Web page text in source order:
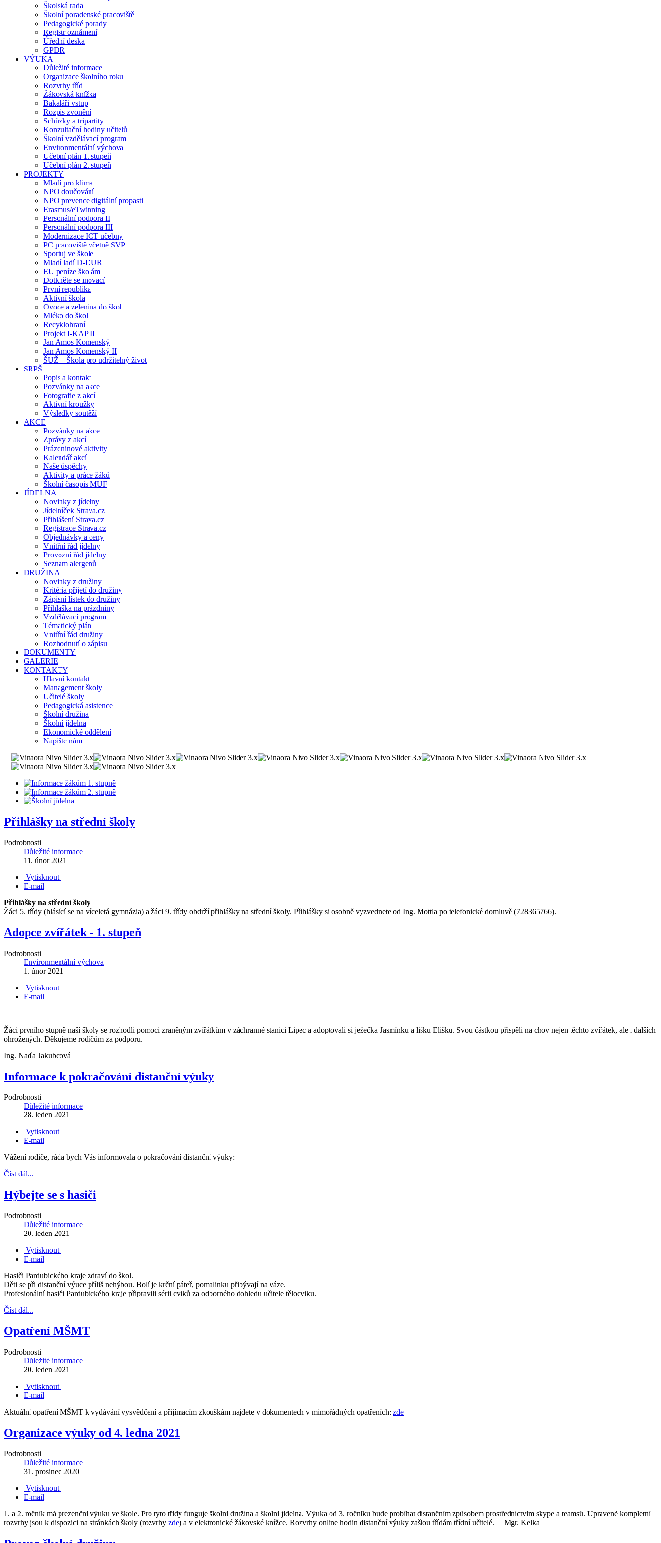
Školská rada
Školní poradenské pracoviště
Pedagogické porady
Registr oznámení
Úřední deska
GPDR
VÝUKA
Důležité informace
Organizace školního roku
Rozvrhy tříd
Žákovská knížka
Bakaláři vstup
Rozpis zvonění
Schůzky a tripartity
Konzultační hodiny učitelů
Školní vzdělávací program
Environmentální výchova
Učební plán 1. stupeň
Učební plán 2. stupeň
PROJEKTY
Mladí pro klima
NPO doučování
NPO prevence digitální propasti
Erasmus/eTwinning
Personální podpora II
Personální podpora III
Modernizace ICT učebny
PC pracoviště včetně SVP
Sportuj ve škole
Mladí ladí D-DUR
EU peníze školám
Dotkněte se inovací
První republika
Aktivní škola
Ovoce a zelenina do škol
Mléko do škol
Recyklohraní
Projekt I-KAP II
Jan Amos Komenský
Jan Amos Komenský II
ŠUŽ – Škola pro udržitelný život
SRPŠ
Popis a kontakt
Pozvánky na akce
Fotografie z akcí
Aktivní kroužky
Výsledky soutěží
AKCE
Pozvánky na akce
Zprávy z akcí
Prázdninové aktivity
Kalendář akcí
Naše úspěchy
Aktivity a práce žáků
Školní časopis MUF
JÍDELNA
Novinky z jídelny
Jídelníček Strava.cz
Přihlášení Strava.cz
Registrace Strava.cz
Objednávky a ceny
Vnitřní řád jídelny
Provozní řád jídelny
Seznam alergenů
DRUŽINA
Novinky z družiny
Kritéria přijetí do družiny
Zápisní lístek do družiny
Přihláška na prázdniny
Vzdělávací program
Tématický plán
Vnitřní řád družiny
Rozhodnutí o zápisu
DOKUMENTY
GALERIE
KONTAKTY
Hlavní kontakt
Management školy
Učitelé školy
Pedagogická asistence
Školní družina
Školní jídelna
Ekonomické oddělení
Napište nám
Přihlášky na střední školy
Podrobnosti
Důležité informace
11. únor 2021
Vytisknout
E-mail
Přihlášky na střední školy
Žáci 5. třídy (hlásící se na víceletá gymnázia) a žáci 9. třídy obdrží přihlášky na střední školy. Přihlášky si osobně vyzvednete od Ing. Mottla po telefonické domluvě (728365766).
Adopce zvířátek - 1. stupeň
Podrobnosti
Environmentální výchova
1. únor 2021
Vytisknout
E-mail
Žáci prvního stupně naší školy se rozhodli pomoci zraněným zvířátkům v záchranné stanici Lipec a adoptovali si ježečka Jasmínku a lišku Elišku. Svou částkou přispěli na chov nejen těchto zvířátek, ale i dalších
ohrožených. Děkujeme rodičům za podporu.
Ing. Naďa Jakubcová
Informace k pokračování distanční výuky
Podrobnosti
Důležité informace
28. leden 2021
Vytisknout
E-mail
Vážení rodiče, ráda bych Vás informovala o pokračování distanční výuky:
Číst dál...
Hýbejte se s hasiči
Podrobnosti
Důležité informace
20. leden 2021
Vytisknout
E-mail
Hasiči Pardubického kraje zdraví do škol.
Děti se při distanční výuce příliš nehýbou. Bolí je krční páteř, pomalinku přibývají na váze.
Profesionální hasiči Pardubického kraje připravili sérii cviků za odborného dohledu učitele tělocviku.
Číst dál...
Opatření MŠMT
Podrobnosti
Důležité informace
20. leden 2021
Vytisknout
E-mail
Aktuální opatření MŠMT k vydávání vysvědčení a přijímacím zkouškám najdete v dokumentech v mimořádných opatřeních: zde
Organizace výuky od 4. ledna 2021
Podrobnosti
Důležité informace
31. prosinec 2020
Vytisknout
E-mail
1. a 2. ročník má prezenční výuku ve škole. Pro tyto třídy funguje školní družina a školní jídelna. Výuka od 3. ročníku bude probíhat distančním způsobem prostřednictvím skype a teamsů. Upravené kompletní
rozvrhy jsou k dispozici na stránkách školy (rozvrhy zde) a v elektronické žákovské knížce. Rozvrhy online hodin distanční výuky zašlou třídám třídní učitelé. Mgr. Kelka